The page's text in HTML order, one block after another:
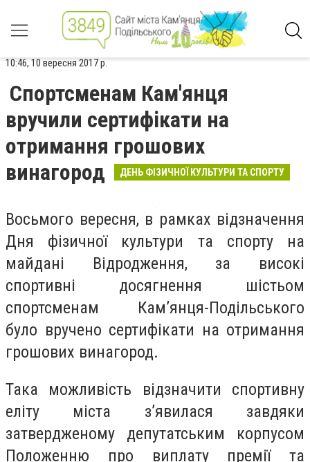
10:46, 10 вересня 2017 р.
Спортсменам Кам'янця
вручили сертифікати на
отримання грошових
винагород
ДЕНЬ ФІЗИЧНОЇ КУЛЬТУРИ ТА СПОРТУ
Восьмого вересня, в рамках відзначення
Дня фізичної культури та спорту на
майдані Відродження, за високі
спортивні досягнення шістьом
спортсменам Кам’янця-Подільського
було вручено сертифікати на отримання
грошових винагород.
Така можливість відзначити спортивну
еліту міста з’явилася завдяки
затвердженому депутатським корпусом
Положенню про виплату премії та